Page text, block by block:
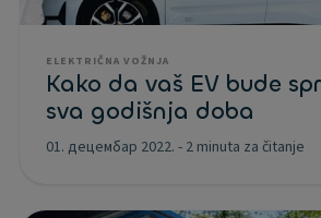
ELEKTRIČNA VOŽNJA
Kako da vaš EV bude
sva godišnja doba
01. децембар 2022. - 2 minuta za čitanje